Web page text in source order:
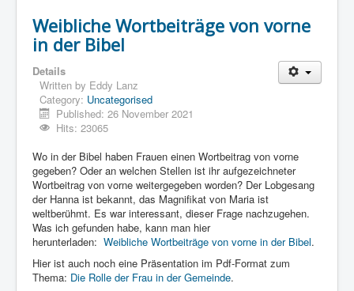
Weibliche Wortbeiträge von vorne
in der Bibel
Details
Written by Eddy Lanz
Category: Uncategorised
Published: 26 November 2021
Hits: 23065
Wo in der Bibel haben Frauen einen Wortbeitrag von vorne
gegeben? Oder an welchen Stellen ist ihr aufgezeichneter
Wortbeitrag von vorne weitergegeben worden? Der Lobgesang
der Hanna ist bekannt, das Magnifikat von Maria ist
weltberühmt. Es war interessant, dieser Frage nachzugehen.
Was ich gefunden habe, kann man hier
herunterladen: Weibliche Wortbeiträge von vorne in der Bibel.
Hier ist auch noch eine Präsentation im Pdf-Format zum
Thema: Die Rolle der Frau in der Gemeinde.